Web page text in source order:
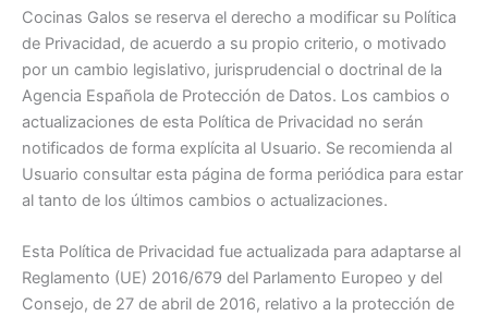
Cocinas Galos se reserva el derecho a modificar su Política
de Privacidad, de acuerdo a su propio criterio, o motivado
por un cambio legislativo, jurisprudencial o doctrinal de la
Agencia Española de Protección de Datos. Los cambios o
actualizaciones de esta Política de Privacidad no serán
notificados de forma explícita al Usuario. Se recomienda al
Usuario consultar esta página de forma periódica para estar
al tanto de los últimos cambios o actualizaciones.
Esta Política de Privacidad fue actualizada para adaptarse al
Reglamento (UE) 2016/679 del Parlamento Europeo y del
Consejo, de 27 de abril de 2016, relativo a la protección de